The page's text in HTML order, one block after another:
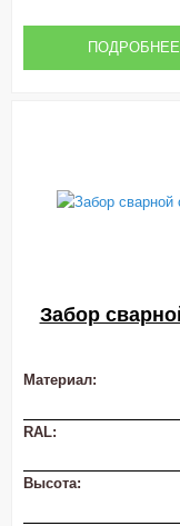
ПОДРОБНЕЕ
Забор
Материал:
RAL:
Высота: